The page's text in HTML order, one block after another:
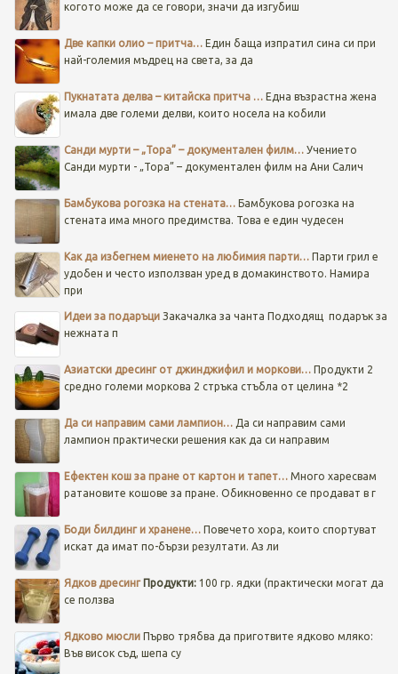
когото може да се говори, значи да изгубиш
Две капки олио – притча…Един баща изпратил сина си при
най-големия мъдрец на света, за да
Пукнатата делва – китайска притча … Една възрастна жена
имала две големи делви, които носела на кобили
Санди мурти – „Тора” – документален филм…Учението
Санди мурти - „Тора” – документален филм на Ани Салич
Бамбукова рогозка на стената… Бамбукова рогозка на
стената има много предимства. Това е един чудесен
Как да избегнем миенето на любимия парти…Парти грил е
удобен и често използван уред в домакинството. Намира
при
Идеи за подаръциЗакачалка за чанта Подходящ подарък за
нежната п
Азиатски дресинг от джинджифил и моркови… Продукти 2
средно големи моркова 2 стръка стъбла от целина *2
Да си направим сами лампион…Да си направим сами
лампион практически решения как да си направим
Ефектен кош за пране от картон и тапет… Много харесвам
ратановите кошове за пране. Обикновенно се продават в г
Боди билдинг и хранене… Повечето хора, които спортуват
искат да имат по-бързи резултати. Аз ли
Ядков дресинг Продукти:100 гр. ядки (практически могат да
се ползва
Ядково мюсли Първо трябва да приготвите ядково мляко:
Във висок съд, шепа су